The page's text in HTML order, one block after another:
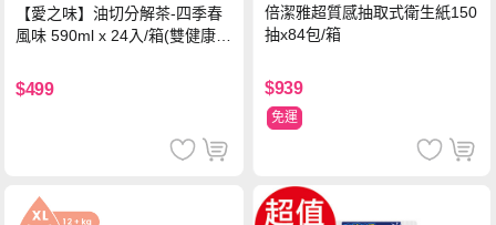
【愛之味】油切分解茶-四季春
風味 590ml x 24入/箱(雙健康認
$499
倍潔雅超質感抽取式衛生紙150
抽x84包/箱
$939
免運